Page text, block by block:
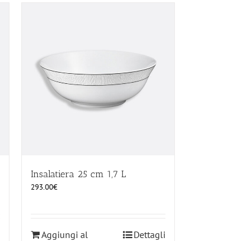
Insalatiera 25 cm 1,7 L
293.00€
Aggiungi al
Dettagli